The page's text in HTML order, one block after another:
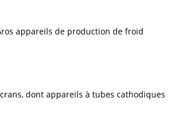
appareils de production de froid
dont appareils à tubes cathodiques